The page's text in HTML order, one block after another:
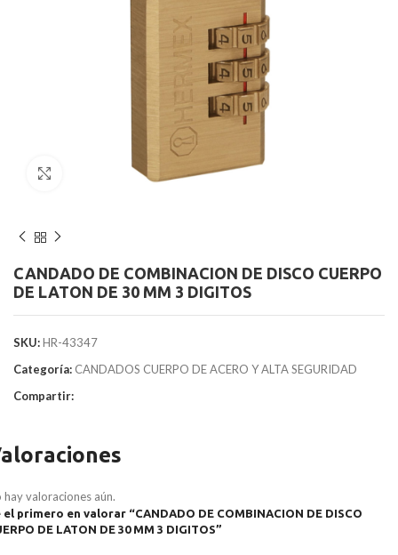
Clic para agrandar
CANDADO DE COMBINACION DE DISCO CUERPO
DE LATON DE 30 MM 3 DIGITOS
SKU:HR-43347
Categoría: CANDADOS CUERPO DE ACERO Y ALTA SEGURIDAD
Compartir:
hay valoraciones aún.
el primero en valorar “CANDADO DE COMBINACION DE DISCO
DE LATON DE 30 MM 3 DIGITOS”